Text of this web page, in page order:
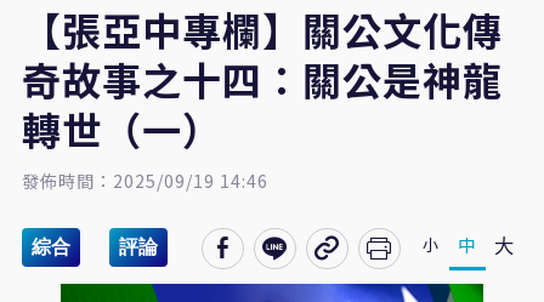
【張亞中專欄】關公文化傳
奇故事之十四：關公是神龍
轉世（一）
發佈時間：2025/09/19 14:46
綜合 評論 小 中 大